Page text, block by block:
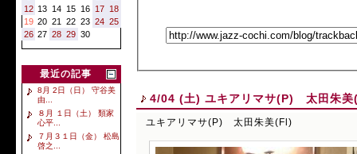
12 13 14 15 16 17 18
19 20 21 22 23 24 25
26 27 28 29 30
最近の記事
8月 2日（日） 守谷美
由...
８月 １日（土） 類家
心平...
７月３１日（金） 松島
啓之...
4/04 (土) ユキアリマサ(P) 太田朱
ユキアリマサ(P) 太田朱美(Fl)